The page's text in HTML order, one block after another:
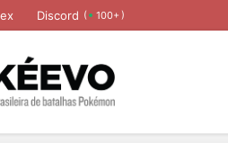
Discord ( 100+ )